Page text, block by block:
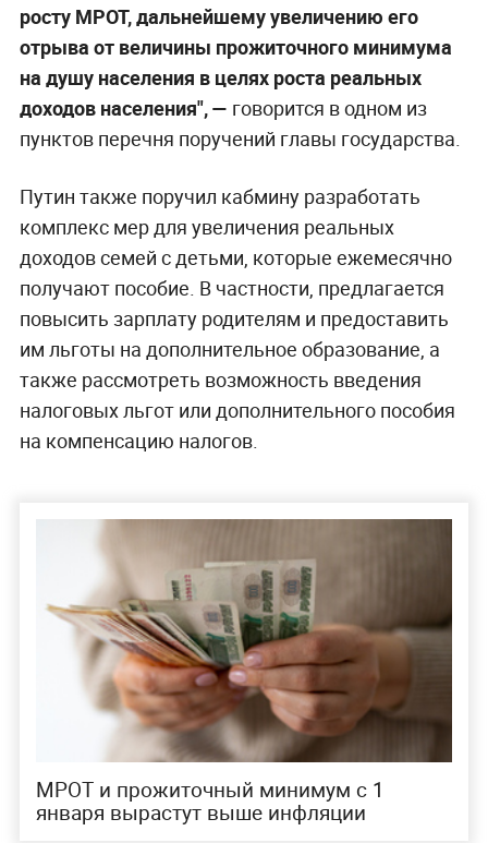
росту МРОТ, дальнейшему увеличению его
отрыва от величины прожиточного минимума
на душу населения в целях роста реальных
доходов населения", — говорится в одном из
пунктов перечня поручений главы государства.
Путин также поручил кабмину разработать
комплекс мер для увеличения реальных
доходов семей с детьми, которые ежемесячно
получают пособие. В частности, предлагается
повысить зарплату родителям и предоставить
им льготы на дополнительное образование, а
также рассмотреть возможность введения
налоговых льгот или дополнительного пособия
на компенсацию налогов.
МРОТ и прожиточный минимум с 1
января вырастут выше инфляции